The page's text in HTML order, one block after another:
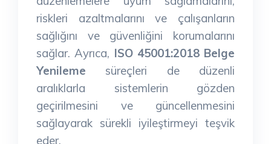
riskleri azaltmalarını ve çalışanların
sağlığını ve güvenliğini korumalarını
sağlar. Ayrıca, ISO 45001:2018 Belge
Yenileme süreçleri de düzenli
aralıklarla sistemlerin gözden
geçirilmesini ve güncellenmesini
sağlayarak sürekli iyileştirmeyi teşvik
eder.